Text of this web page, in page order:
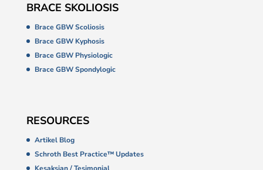
BRACE SKOLIOSIS
Brace GBW Scoliosis
Brace GBW Kyphosis
Brace GBW Physiologic
Brace GBW Spondylogic
RESOURCES
Artikel Blog
Schroth Best Practice™ Updates